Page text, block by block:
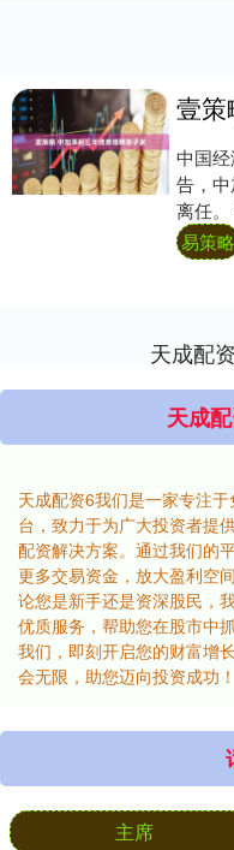
中国
告，
离任
信建
易策略
天成配
天成
天成配资6我们是一家专注
台，致力于为广大投资者提
配资解决方案。通过我们的
更多交易资金，放大盈利空
论您是新手还是资深股民，
优质服务，帮助您在股市中
我们，即刻开启您的财富增
会无限，助您迈向投资成功！
主席